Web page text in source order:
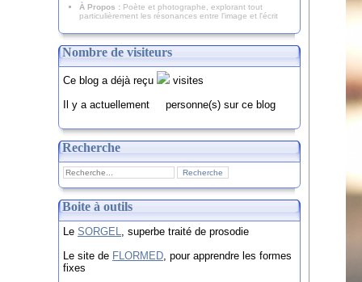
À Propos : Poète et photographe, explorant tout
particulièrement les résonances entre l'image et l'écrit
Nombre de visiteurs
Ce blog a déjà reçu
visites
Il y a actuellement
personne(s) sur ce blog
Recherche
Boite à outils
Le SORGEL, superbe traité de prosodie
Le site de FLORMED, pour apprendre les formes
fixes